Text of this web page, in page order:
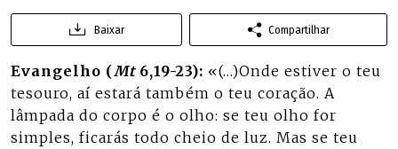
Baixar Compartilhar
Evangelho (Mt6,19-23): «(…)Onde estiver o teu
tesouro, aí estará também o teu coração. A
lâmpada do corpo é o olho: se teu olho for
simples, ficarás todo cheio de luz. Mas se teu